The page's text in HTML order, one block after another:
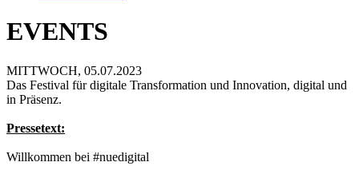
EVENTS
MITTWOCH, 05.07.2023
Das Festival für digitale Transformation und Innovation, digital und
in Präsenz.
Pressetext:
Willkommen bei #nuedigital